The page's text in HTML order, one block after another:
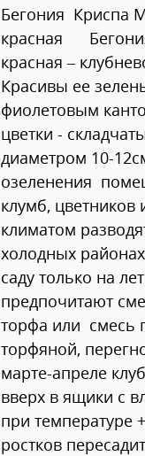
Бегония Криспа
красная
красная –
Красивы ее
фиолетовым
цветки -
диаметром 10-
озеленения
клумб, цветников
климатом
холодных
саду только на
предпочитают
торфа или смесь
торфяной,
марте-апреле
вверх в ящики с
при температуре
ростков